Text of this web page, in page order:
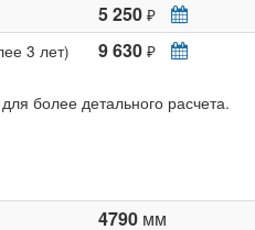
5 250 ₽
3 лет) 9 630 ₽
более детального расчета.
4790мм